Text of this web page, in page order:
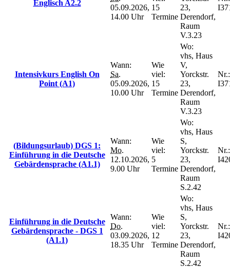
Englisch A2.2
05.09.2026,
14.00 Uhr
15
Termine
23,
Derendorf,
Raum
V.3.23
Intensivkurs English On
Point (A1)
Wann:
Sa.
05.09.2026,
10.00 Uhr
Wie
viel:
15
Termine
Wo:
vhs, Haus
V,
Yorckstr.
23,
Derendorf,
Raum
V.3.23
Nr.:
(Bildungsurlaub) DGS 1:
Einführung in die Deutsche
Gebärdensprache (A1.1)
Wann:
Mo.
12.10.2026,
9.00 Uhr
Wie
viel:
5
Termine
Wo:
vhs, Haus
S,
Yorckstr.
23,
Derendorf,
Raum
S.2.42
Nr.:
Einführung in die Deutsche
Gebärdensprache - DGS 1
(A1.1)
Wann:
Do.
03.09.2026,
18.35 Uhr
Wie
viel:
12
Termine
Wo:
vhs, Haus
S,
Yorckstr.
23,
Derendorf,
Raum
S.2.42
Nr.: